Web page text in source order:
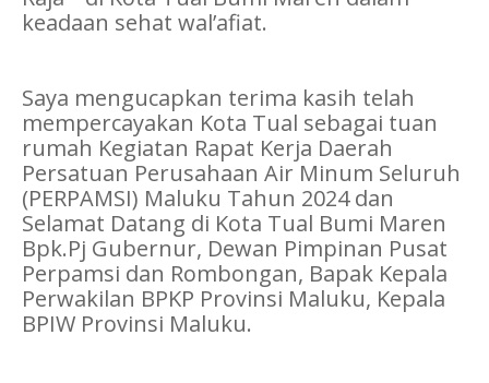
keadaan sehat wal’afiat.
Saya mengucapkan terima kasih telah
mempercayakan Kota Tual sebagai tuan
rumah Kegiatan Rapat Kerja Daerah
Persatuan Perusahaan Air Minum Seluruh
(PERPAMSI) Maluku Tahun 2024 dan
Selamat Datang di Kota Tual Bumi Maren
Bpk.Pj Gubernur, Dewan Pimpinan Pusat
Perpamsi dan Rombongan, Bapak Kepala
Perwakilan BPKP Provinsi Maluku, Kepala
BPIW Provinsi Maluku.